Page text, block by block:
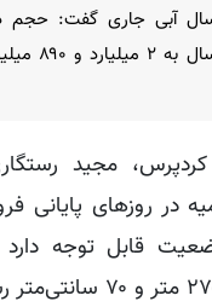
آبی جاری گفت: حجم
مجید
در روزهای پایانی
قابل توجه